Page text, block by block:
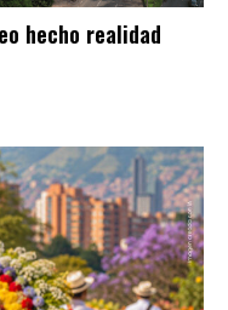
hecho realidad